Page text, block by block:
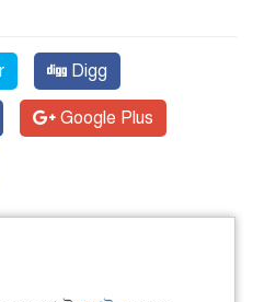
Digg
Google Plus